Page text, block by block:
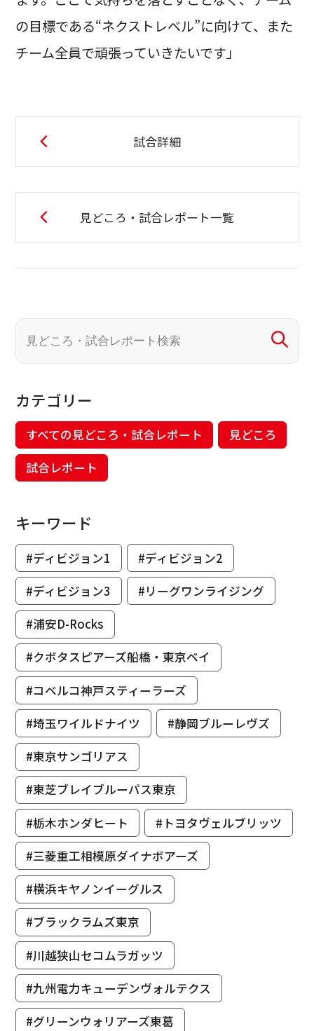
の目標である“ネクストレベル”に向けて、また
チーム全員で頑張っていきたいです」
試合詳細
見どころ・試合レポート一覧
カテゴリー
すべての見どころ・試合レポート
見どころ
試合レポート
キーワード
#ディビジョン1
#ディビジョン2
#ディビジョン3
#リーグワンライジング
#浦安D-Rocks
#クボタスピアーズ船橋・東京ベイ
#コベルコ神戸スティーラーズ
#埼玉ワイルドナイツ
#静岡ブルーレヴズ
#東京サンゴリアス
#東芝ブレイブルーパス東京
#栃木ホンダヒート
#トヨタヴェルブリッツ
#三菱重工相模原ダイナボアーズ
#横浜キヤノンイーグルス
#ブラックラムズ東京
#川越狭山セコムラガッツ
#九州電力キューデンヴォルテクス
#グリーンウォリアーズ東葛